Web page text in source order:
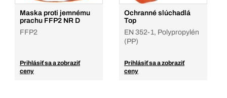
Maska proti jemnému
prachu FFP2 NR D
FFP2
Prihlásiť sa a zobraziť
ceny
Ochranné slúchadlá
Top
EN 352-1, Polypropylén
(PP)
Prihlásiť sa a zobraziť
ceny